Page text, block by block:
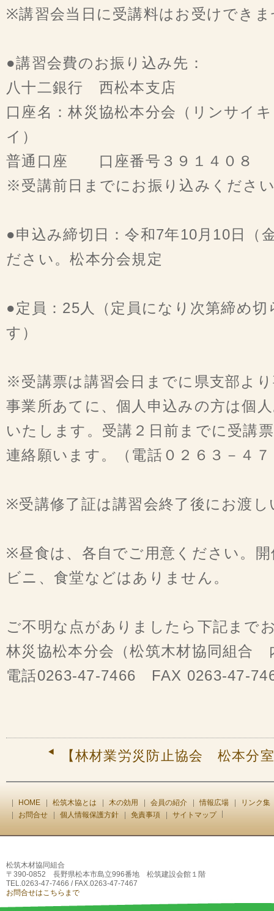
※講習会当日に受講料はお受けでき
●講習会費のお振り込み先：
八十二銀行 西松本支店
口座名：林災協松本分会（リンサイ
イ）
普通口座 口座番号３９１４０８
※受講前日までにお振り込みくださ
●申込み締切日：令和7年10月10日（
ださい。松本分会規定
●定員：25人（定員になり次第締め
す）
※受講票は講習会日までに県支部よ
事業所あてに、個人申込みの方は個
いたします。受講２日前までに受講
連絡願います。（電話０２６３－４
※受講修了証は講習会終了後にお渡
※昼食は、各自でご用意ください。
ビニ、食堂などはありません。
ご不明な点がありましたら下記まで
林災協松本分会（松筑木材協同組合
電話0263-47-7466 FAX 0263-47-
【林材業労災防止協会 松本分
HOME 松筑木協とは 木の効用 会員の紹介 情報広場
リンク集
お問合せ
個人情報保護方針 免責事項 サイトマップ
松筑木材協同組合
〒390-0852 長野県松本市島立996番地 松筑建設会館１階
TEL.0263-47-7466 / FAX.0263-47-7467
お問合せはこちらまで